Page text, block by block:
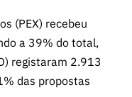
Manifesta
ções de
Interesse
FCCN,
(PEX) recebeu
a 39% do total,
registaram 2.913
das propostas